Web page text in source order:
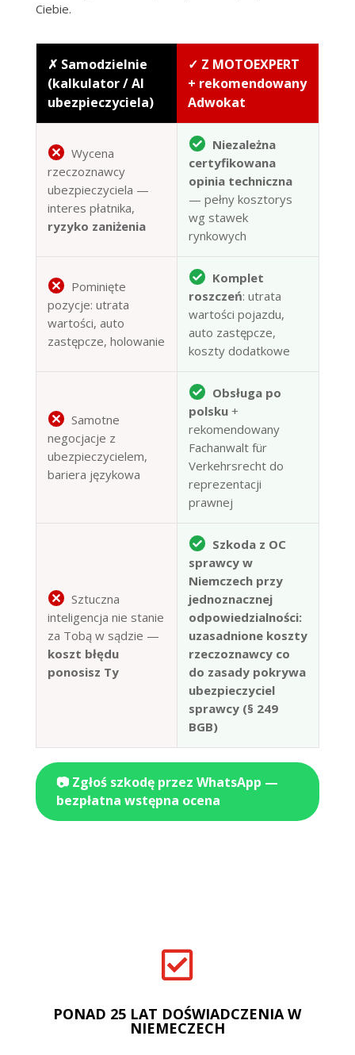
Ciebie.
✗ Samodzielnie
(kalkulator / AI
ubezpieczyciela)
✓ Z MOTOEXPERT
+ rekomendowany
Adwokat
Wycena
rzeczoznawcy
ubezpieczyciela —
interes płatnika,
ryzyko zaniżenia
Niezależna
certyfikowana
opinia techniczna
— pełny kosztorys
wg stawek
rynkowych
Pominięte
pozycje: utrata
wartości, auto
zastępcze, holowanie
Komplet
roszczeń: utrata
wartości pojazdu,
auto zastępcze,
koszty dodatkowe
Samotne
negocjacje z
ubezpieczycielem,
bariera językowa
Obsługa po
polsku+
rekomendowany
Fachanwalt für
Verkehrsrecht do
reprezentacji
prawnej
Sztuczna
inteligencja nie stanie
za Tobą w sądzie —
koszt błędu
ponosisz Ty
Szkoda z OC
sprawcy w
Niemczech przy
jednoznacznej
odpowiedzialności:
uzasadnione koszty
rzeczoznawcy co
do zasady pokrywa
ubezpieczyciel
sprawcy (§ 249
BGB)
📷 Zgłoś szkodę przez WhatsApp —
bezpłatna wstępna ocena

PONAD 25 LAT DOŚWIADCZENIA W
NIEMECZECH